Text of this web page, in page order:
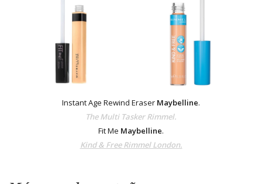
Instant Age Rewind Eraser Maybelline.
The Multi Tasker Rimmel.
Fit Me Maybelline.
Kind & Free Rimmel London.